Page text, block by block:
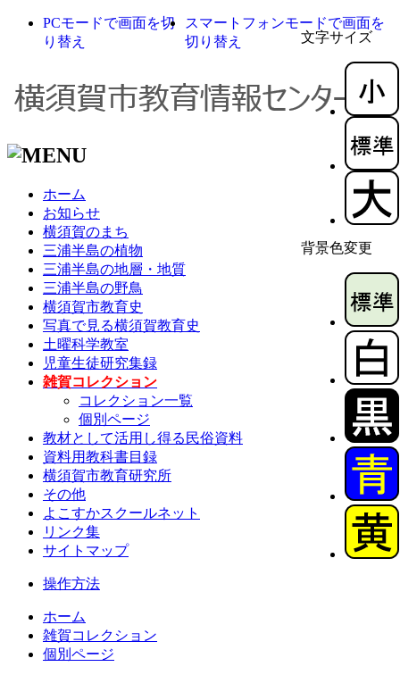
文字サイズ
背景色変更
PCモードで画面を切
り替え
スマートフォンモードで画面を
切り替え
ホーム
お知らせ
横須賀のまち
三浦半島の植物
三浦半島の地層・地質
三浦半島の野鳥
横須賀市教育史
写真で見る横須賀教育史
土曜科学教室
児童生徒研究集録
雑賀コレクション
コレクション一覧
個別ページ
教材として活用し得る民俗資料
資料用教科書目録
横須賀市教育研究所
その他
よこすかスクールネット
リンク集
サイトマップ
操作方法
ホーム
雑賀コレクション
個別ページ